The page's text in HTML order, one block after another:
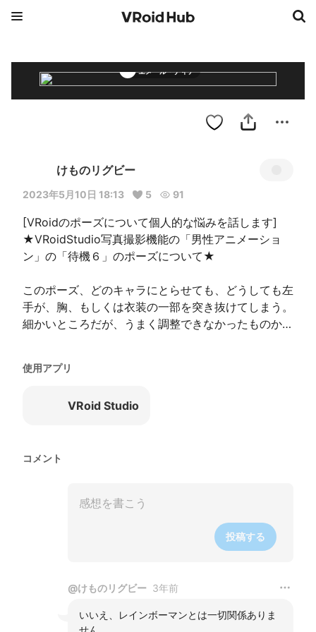
エメール・ディア
けものリグビー
2023年5月10日 18:13 5 91
[VRoidのポーズについて個人的な悩みを話します]
★VRoidStudio写真撮影機能の「男性アニメーショ
ン」の「待機６」のポーズについて★
このポーズ、どのキャラにとらせても、どうしても左
手が、胸、もしくは衣装の一部を突き抜けてしまう。
細かいところだが、うまく調整できなかったものか…
使用アプリ
VRoid Studio
コメント
投稿する
@けものリグビー 3年前
いいえ、レインボーマンとは一切関係ありま
せん。